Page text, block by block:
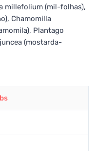
millefolium (mil-folhas),
Chamomilla
Plantago
(mostarda-